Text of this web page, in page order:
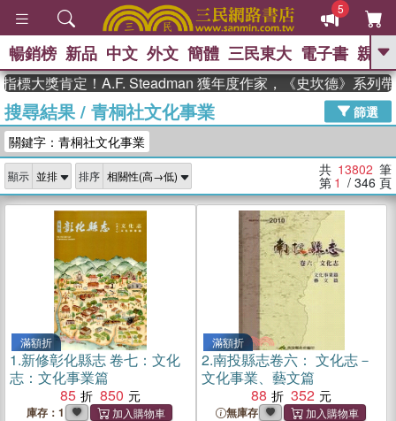
5
GO
熱搜： 東野圭吾 高希均教授回憶錄
、 The Odyssey 、 父親節 、 如果歷
獎 臺灣漫遊錄 、 方念華 、 台灣的李
登輝時代
數學女孩：黎曼猜想 、
偉大的迷走神經
暢銷榜 新品 中文 外文 簡體 三民東大 電子書 親子
肯定！A.F. Steadman 獲年度作家，《史坎德》系列帶你踏
搜尋結果/ 青桐社文化事業
篩選
關鍵字：青桐社文化事業
顯示 排序 共 13802 筆
第 1 / 346 頁
滿額折
1.新修彰化縣志 卷七：文化
志：文化事業篇
85
850
庫存：1
滿額折
2.南投縣志卷六： 文化志－
文化事業、藝文篇
88
352
無庫存